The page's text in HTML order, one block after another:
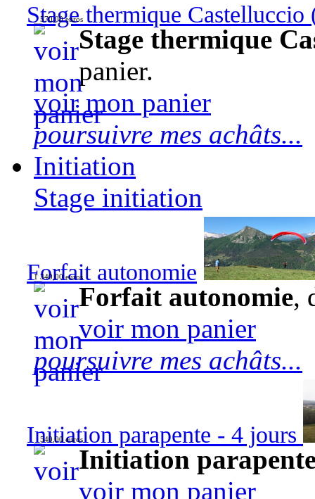
Stage thermique Castelluccio
570,00 euros
Stage thermique
panier.
voir mon panier
poursuivre mes achâts...
Initiation
Stage initiation
Forfait autonomie
1 340,00 euros
Forfait autonomie,
voir mon panier
poursuivre mes achâts...
Initiation parapente - 4 jours
540,00 euros
Initiation
voir mon panier